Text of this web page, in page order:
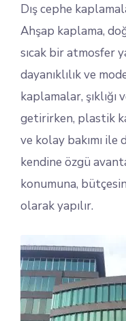
Dış cephe
Ahşap kaplama,
sıcak bir atmosfer
dayanıklılık ve
kaplamalar, şıklığı
getirirken, plastik
ve kolay bakımı
kendine özgü
konumuna,
olarak yapılır.